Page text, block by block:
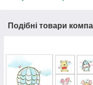
Подібні товари